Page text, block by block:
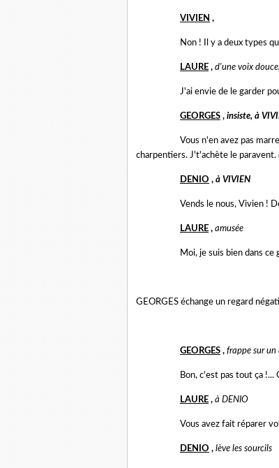
VIVIEN ,
Non ! Il y a deux types
LAURE , d'une voix
J'ai envie de le garder
GEORGES , insiste, à
Vous n'en avez pas
charpentiers. J't'achète le paravent.
DENIO , à VIVIEN
Vends le nous, Vivien !
LAURE , amusée
Moi, je suis bien dans ce
GEORGES échange un regard
GEORGES , frappe sur un
Bon, c'est pas tout ça
LAURE , à DENIO
Vous avez fait réparer
DENIO , lève les sourcils